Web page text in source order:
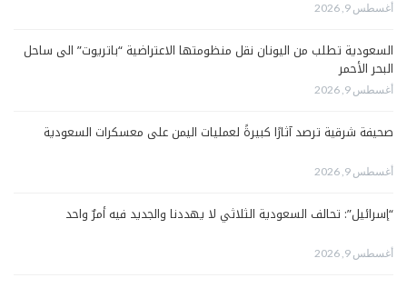
أغسطس 9, 2026
السعودية تطلب من اليونان نقل منظومتها الاعتراضية “باتريوت” الى ساحل
البحر الأحمر
أغسطس 9, 2026
صحيفة شرقية ترصد آثارًا كبيرةً لعمليات اليمن على معسكرات السعودية
أغسطس 9, 2026
“إسرائيل”: تحالف السعودية الثلاثي لا يهددنا والجديد فيه أمرٌ واحد
أغسطس 9, 2026